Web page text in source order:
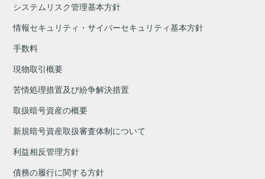
システムリスク管理基本方針
情報セキュリティ・サイバーセキュリティ基本方針
手数料
現物取引概要
苦情処理措置及び紛争解決措置
取扱暗号資産の概要
新規暗号資産取扱審査体制について
利益相反管理方針
債務の履行に関する方針